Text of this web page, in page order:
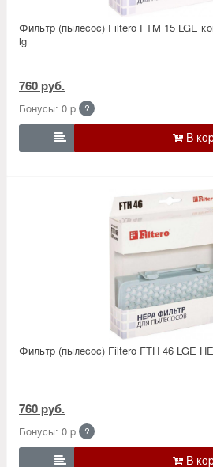
Фильтр (пылесос) Filtero FTM 15 LGE
lg
760 руб.
Бонусы: 0 р. ?

Фильтр (пылесос) Filtero FTH 46 LGE
760 руб.
Бонусы: 0 р. ?
